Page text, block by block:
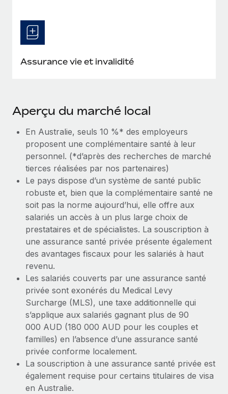
Assurance vie et invalidité
Aperçu du marché local
En Australie, seuls 10 %* des employeurs
proposent une complémentaire santé à leur
personnel. (*d’après des recherches de marché
tierces réalisées par nos partenaires)
Le pays dispose d’un système de santé public
robuste et, bien que la complémentaire santé ne
soit pas la norme aujourd’hui, elle offre aux
salariés un accès à un plus large choix de
prestataires et de spécialistes. La souscription à
une assurance santé privée présente également
des avantages fiscaux pour les salariés à haut
revenu.
Les salariés couverts par une assurance santé
privée sont exonérés du Medical Levy
Surcharge (MLS), une taxe additionnelle qui
s’applique aux salariés gagnant plus de 90
000 AUD (180 000 AUD pour les couples et
familles) en l’absence d’une assurance santé
privée conforme localement.
La souscription à une assurance santé privée est
également requise pour certains titulaires de visa
en Australie.